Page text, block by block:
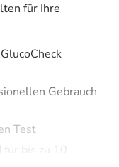
für Ihre
Gebrauch
Test
bis zu 10